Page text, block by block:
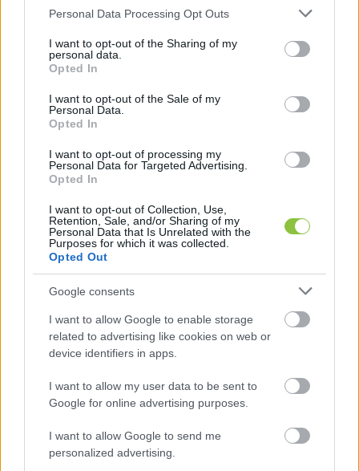
Please note that this website/app uses one or more Google
not limited to your visit or usage behaviour. You may click to
grant or deny consent to Google and its third-party tags to
use your data for below specified purposes in below Google
consent section.
Personal Data Processing Opt Outs
I want to opt-out of the Sharing of my
personal data.
Opted In
I want to opt-out of the Sale of my
Personal Data.
Opted In
I want to opt-out of processing my
Personal Data for Targeted Advertising.
Opted In
I want to opt-out of Collection, Use,
Retention, Sale, and/or Sharing of my
Personal Data that Is Unrelated with the
Purposes for which it was collected.
Opted Out
Google consents
I want to allow Google to enable storage
related to advertising like cookies on web or
device identifiers in apps.
I want to allow my user data to be sent to
Google for online advertising purposes.
I want to allow Google to send me
personalized advertising.
klasszikus tehergépkocsi és mellé valamilyen
rakodó jármű vagy autódaru alkalmazása. Az
építőanyagok mellett napkollektorok,
nagyszerű.
Minden kisfiú álma egy darus autó vagy dömper,
amivel a homokozóban éppúgy eljátszhat, mint
a szobában. A valódi KCR teherautók is ehhez
hasonlóan sokoldalúak, és a klasszikus építőipari
alkalmazásokon túl sok minden másra is
használhatóak, például járműmentésre,
közvilágítási oszlopokon folyó munkák
végzésére, kábeltelepítésre berendezések,